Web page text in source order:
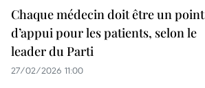
Chaque médecin doit être un point
d’appui pour les patients, selon le
leader du Parti
27/02/2026 11:00